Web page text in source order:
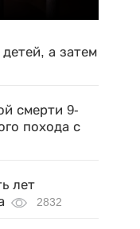
а затем
смерти 9-
похода с
лет
2832